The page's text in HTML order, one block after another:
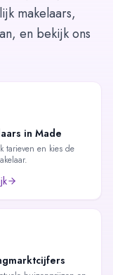
makelaars,
en bekijk ons
in Made
tarieven en kies de